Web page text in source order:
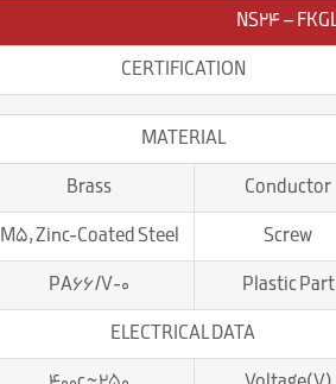
CERTIFICATION
MATERIAL
Conductor
Brass
Screw
M5, Zinc-Coated Steel
Plastic Part
PA66/V-0
ELECTRICAL DATA